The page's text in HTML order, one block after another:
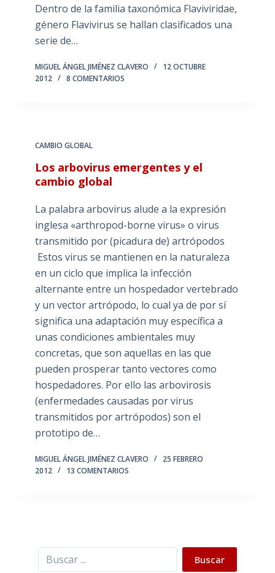
Dentro de la familia taxonómica Flaviviridae,
género Flavivirus se hallan clasificados una
serie de…
MIGUEL ÁNGEL JIMÉNEZ CLAVERO
12 OCTUBRE
2012
8 COMENTARIOS
CAMBIO GLOBAL
Los arbovirus emergentes y el
cambio global
La palabra arbovirus alude a la expresión
inglesa «arthropod-borne virus» o virus
transmitido por (picadura de) artrópodos
Estos virus se mantienen en la naturaleza
en un ciclo que implica la infección
alternante entre un hospedador vertebrado
y un vector artrópodo, lo cual ya de por sí
significa una adaptación muy específica a
unas condiciones ambientales muy
concretas, que son aquellas en las que
pueden prosperar tanto vectores como
hospedadores. Por ello las arbovirosis
(enfermedades causadas por virus
transmitidos por artrópodos) son el
prototipo de…
MIGUEL ÁNGEL JIMÉNEZ CLAVERO
25 FEBRERO
2012
13 COMENTARIOS
Buscar Buscar